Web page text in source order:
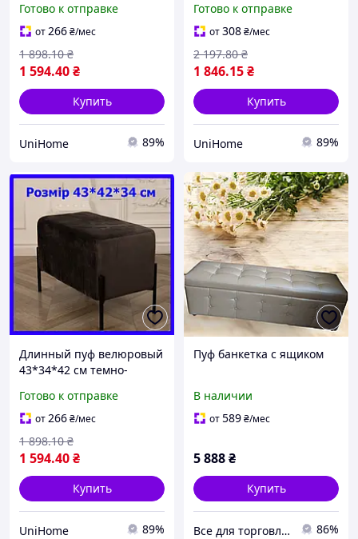
на металлических ножках
в прихожую, коридор
Готово к отправке
от266₴/мес
1 594.40₴
1 898.10 ₴
Купить
UniHome 89%
на металлических ножках
в прихожую, коридор
Готово к отправке
от308₴/мес
1 846.15₴
2 197.80 ₴
Купить
UniHome 89%
Длинный пуф велюровый
43*34*42 см темно-
металлических ножках в
прихожую, коридор
Готово к отправке
от266₴/мес
1 594.40₴
1 898.10 ₴
Купить
UniHome 89%
Пуф банкетка с ящиком
В наличии
от589₴/мес
5 888₴
Купить
Все для торговли UKR-STORE 86%